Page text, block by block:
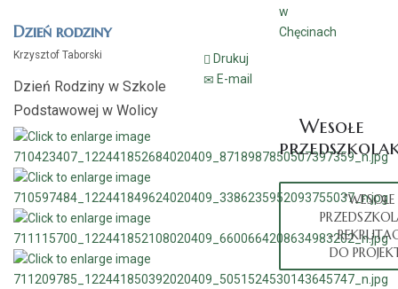
Dzień rodziny
Drukuj
E-mail
Krzysztof Taborski
Dzień Rodziny w Szkole
Podstawowej w Wolicy
w
Chęcinach
Wesołe
"WESOŁE
-
DO